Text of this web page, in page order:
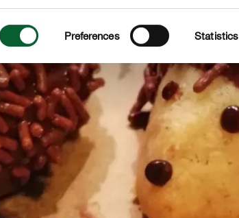
Preferences Statistics